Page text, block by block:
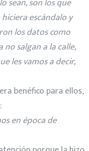
escándalo y
los datos como
salgan a la calle,
les vamos a decir,
benéfico para ellos,
en época de